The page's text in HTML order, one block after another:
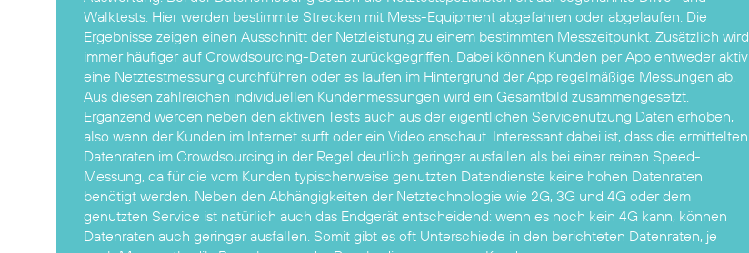
Walktests. Hier werden bestimmte Strecken mit Mess-Equipment abgefahren oder abgelaufen. Die
Ergebnisse zeigen einen Ausschnitt der Netzleistung zu einem bestimmten Messzeitpunkt. Zusätzlich wird
immer häufiger auf Crowdsourcing-Daten zurückgegriffen. Dabei können Kunden per App entweder aktiv
eine Netztestmessung durchführen oder es laufen im Hintergrund der App regelmäßige Messungen ab.
Aus diesen zahlreichen individuellen Kundenmessungen wird ein Gesamtbild zusammengesetzt.
Ergänzend werden neben den aktiven Tests auch aus der eigentlichen Servicenutzung Daten erhoben,
also wenn der Kunden im Internet surft oder ein Video anschaut. Interessant dabei ist, dass die ermittelten
Datenraten im Crowdsourcing in der Regel deutlich geringer ausfallen als bei einer reinen Speed-
Messung, da für die vom Kunden typischerweise genutzten Datendienste keine hohen Datenraten
benötigt werden. Neben den Abhängigkeiten der Netztechnologie wie 2G, 3G und 4G oder dem
genutzten Service ist natürlich auch das Endgerät entscheidend: wenn es noch kein 4G kann, können
Datenraten auch geringer ausfallen. Somit gibt es oft Unterschiede in den berichteten Datenraten, je